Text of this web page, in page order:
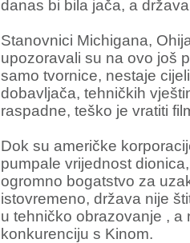
danas bi bila jača, a
Stanovnici Michigana,
upozoravali su na ovo još
samo tvornice, nestaje
dobavljača, tehničkih
raspadne, teško je vratiti
Dok su američke
pumpale vrijednost
ogromno bogatstvo za
istovremeno, država nije
u tehničko obrazovanje , a
konkurenciju s Kinom.